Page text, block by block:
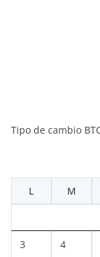
Tipo de cambio
L
M
3 4